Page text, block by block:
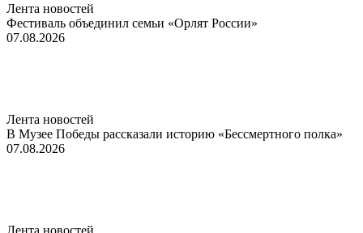
Лента новостей
Фестиваль объединил семьи «Орлят России»
07.08.2026
Лента новостей
В Музее Победы рассказали историю «Бессмертного полка»
07.08.2026
Лента новостей